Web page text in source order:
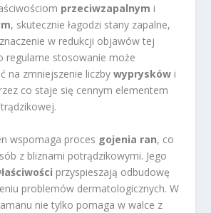
przeciwzapalnym i
, skutecznie łagodzi stany zapalne,
w redukcji objawów tej
regularne stosowanie może
na zmniejszenie liczbywyprysków i
co staje się cennym elementem
wspomaga proces gojenia ran, co
z bliznami potrądzikowymi. Jego
przyspieszają odbudowę
problemów dermatologicznych. W
nie tylko pomaga w walce z